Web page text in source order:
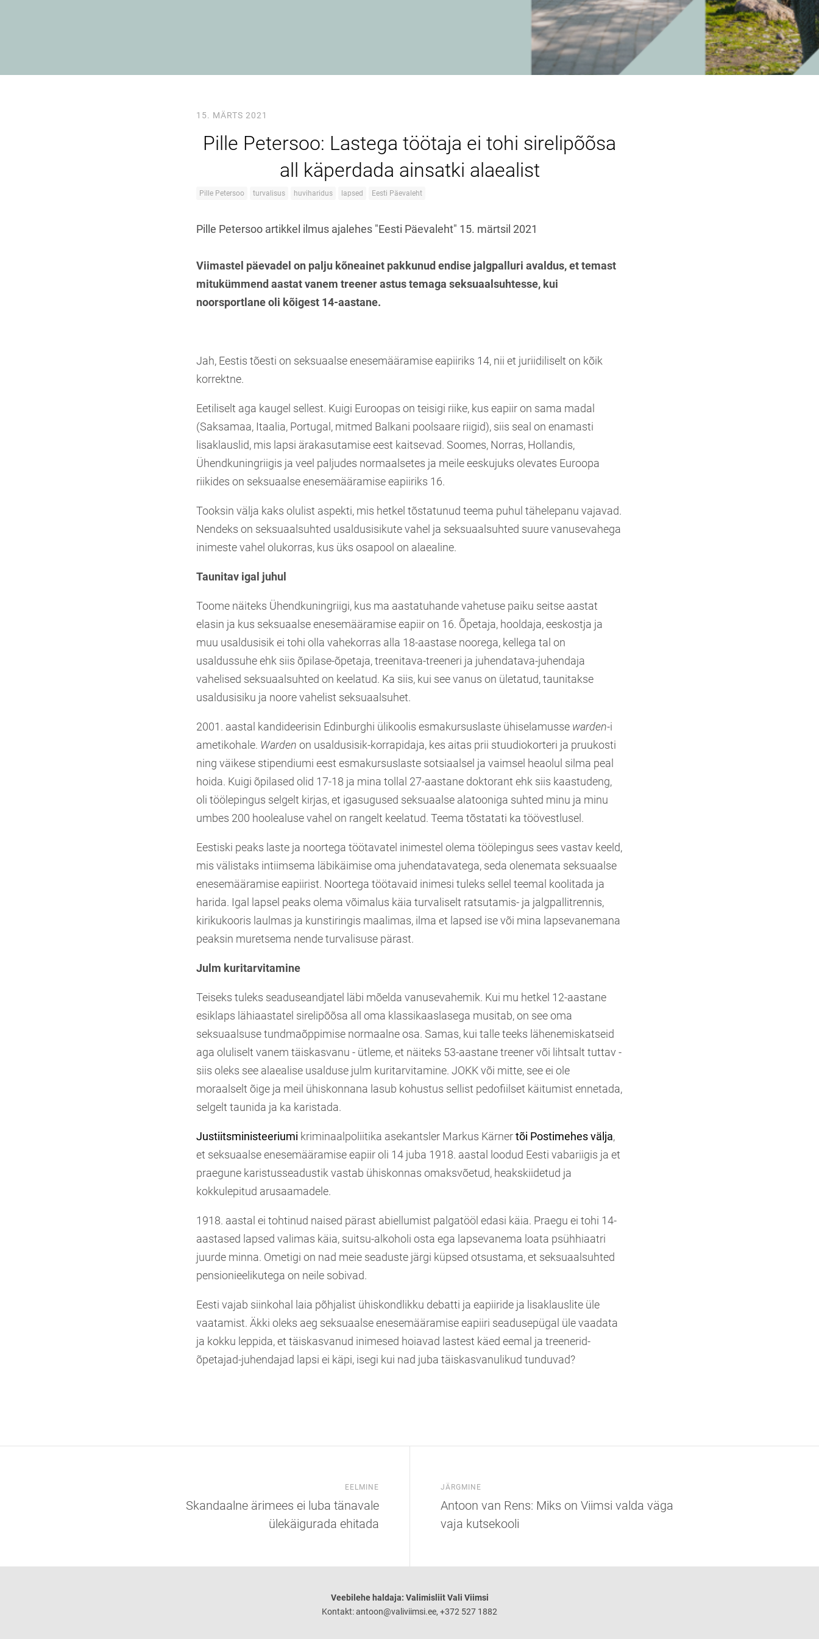
15. MÄRTS 2021
Pille Petersoo: Lastega töötaja ei tohi sirelipõõsa
all käperdada ainsatki alaealist
Pille Petersoo turvalisus huviharidus lapsed Eesti Päevaleht
Pille Petersoo artikkel ilmus ajalehes "Eesti Päevaleht" 15. märtsil 2021
Viimastel päevadel on palju kõneainet pakkunud endise jalgpalluri avaldus, et temast
mitukümmend aastat vanem treener astus temaga seksuaalsuhtesse, kui
noorsportlane oli kõigest 14-aastane.
Jah, Eestis tõesti on seksuaalse enesemääramise eapiiriks 14, nii et juriidiliselt on kõik
korrektne.
Eetiliselt aga kaugel sellest. Kuigi Euroopas on teisigi riike, kus eapiir on sama madal
(Saksamaa, Itaalia, Portugal, mitmed Balkani poolsaare riigid), siis seal on enamasti
lisaklauslid, mis lapsi ärakasutamise eest kaitsevad. Soomes, Norras, Hollandis,
Ühendkuningriigis ja veel paljudes normaalsetes ja meile eeskujuks olevates Euroopa
riikides on seksuaalse enesemääramise eapiiriks 16.
Tooksin välja kaks olulist aspekti, mis hetkel tõstatunud teema puhul tähelepanu vajavad.
Nendeks on seksuaalsuhted usaldusisikute vahel ja seksuaalsuhted suure vanusevahega
inimeste vahel olukorras, kus üks osapool on alaealine.
Taunitav igal juhul
Toome näiteks Ühendkuningriigi, kus ma aastatuhande vahetuse paiku seitse aastat
elasin ja kus seksuaalse enesemääramise eapiir on 16. Õpetaja, hooldaja, eeskostja ja
muu usaldusisik ei tohi olla vahekorras alla 18-aastase noorega, kellega tal on
usaldussuhe ehk siis õpilase-õpetaja, treenitava-treeneri ja juhendatava-juhendaja
vahelised seksuaalsuhted on keelatud. Ka siis, kui see vanus on ületatud, taunitakse
usaldusisiku ja noore vahelist seksuaalsuhet.
2001. aastal kandideerisin Edinburghi ülikoolis esmakursuslaste ühiselamusse warden-i
ametikohale. Warden on usaldusisik-korrapidaja, kes aitas prii stuudiokorteri ja pruukosti
ning väikese stipendiumi eest esmakursuslaste sotsiaalsel ja vaimsel heaolul silma peal
hoida. Kuigi õpilased olid 17-18 ja mina tollal 27-aastane doktorant ehk siis kaastudeng,
oli töölepingus selgelt kirjas, et igasugused seksuaalse alatooniga suhted minu ja minu
umbes 200 hoolealuse vahel on rangelt keelatud. Teema tõstatati ka töövestlusel.
Eestiski peaks laste ja noortega töötavatel inimestel olema töölepingus sees vastav keeld,
mis välistaks intiimsema läbikäimise oma juhendatavatega, seda olenemata seksuaalse
enesemääramise eapiirist. Noortega töötavaid inimesi tuleks sellel teemal koolitada ja
harida. Igal lapsel peaks olema võimalus käia turvaliselt ratsutamis- ja jalgpallitrennis,
kirikukooris laulmas ja kunstiringis maalimas, ilma et lapsed ise või mina lapsevanemana
peaksin muretsema nende turvalisuse pärast.
Julm kuritarvitamine
Teiseks tuleks seaduseandjatel läbi mõelda vanusevahemik. Kui mu hetkel 12-aastane
esiklaps lähiaastatel sirelipõõsa all oma klassikaaslasega musitab, on see oma
seksuaalsuse tundmaõppimise normaalne osa. Samas, kui talle teeks lähenemiskatseid
aga oluliselt vanem täiskasvanu - ütleme, et näiteks 53-aastane treener või lihtsalt tuttav -
siis oleks see alaealise usalduse julm kuritarvitamine. JOKK või mitte, see ei ole
moraalselt õige ja meil ühiskonnana lasub kohustus sellist pedofiilset käitumist ennetada,
selgelt taunida ja ka karistada.
Justiitsministeeriumi kriminaalpoliitika asekantsler Markus Kärnertõi Postimehes välja,
et seksuaalse enesemääramise eapiir oli 14 juba 1918. aastal loodud Eesti vabariigis ja et
praegune karistusseadustik vastab ühiskonnas omaksvõetud, heakskiidetud ja
kokkulepitud arusaamadele.
1918. aastal ei tohtinud naised pärast abiellumist palgatööl edasi käia. Praegu ei tohi 14-
aastased lapsed valimas käia, suitsu-alkoholi osta ega lapsevanema loata psühhiaatri
juurde minna. Ometigi on nad meie seaduste järgi küpsed otsustama, et seksuaalsuhted
pensionieelikutega on neile sobivad.
Eesti vajab siinkohal laia põhjalist ühiskondlikku debatti ja eapiiride ja lisaklauslite üle
vaatamist. Äkki oleks aeg seksuaalse enesemääramise eapiiri seadusepügal üle vaadata
ja kokku leppida, et täiskasvanud inimesed hoiavad lastest käed eemal ja treenerid-
õpetajad-juhendajad lapsi ei käpi, isegi kui nad juba täiskasvanulikud tunduvad?
EELMINE
Skandaalne ärimees ei luba tänavale
ülekäigurada ehitada
JÄRGMINE
Antoon van Rens: Miks on Viimsi valda väga
vaja kutsekooli
Veebilehe haldaja: Valimisliit Vali Viimsi
Kontakt: antoon@valiviimsi.ee, +372 527 1882